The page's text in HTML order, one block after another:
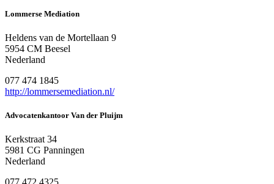
Lommerse Mediation
Heldens van de Mortellaan 9
5954 CM Beesel
Nederland
077 474 1845
http://lommersemediation.nl/
Advocatenkantoor Van der Pluijm
Kerkstraat 34
5981 CG Panningen
Nederland